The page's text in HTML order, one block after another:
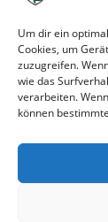
Um dir ein
Cookies, um
zuzugreifen.
wie das
verarbeiten.
können
28. Juli 2026
Neue Podcast-
27. Juli 2026
Eindrücke
25. Juli 2026